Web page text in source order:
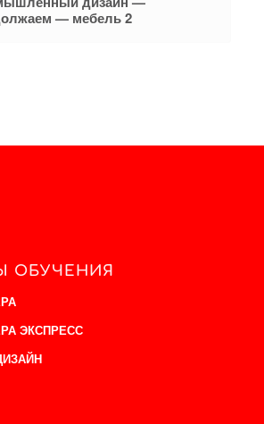
— мебель 2
ОБУЧЕНИЯ
ЭКСПРЕСС